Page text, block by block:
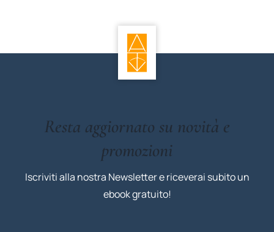
Resta aggiornato su novità e
promozioni
Iscriviti alla nostra Newsletter e riceverai subito un
ebook gratuito!